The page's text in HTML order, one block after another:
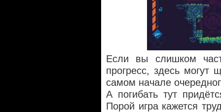
Если вы слишком
прогресс, здесь могут
самом начале
А погибать тут
Порой игра кажется